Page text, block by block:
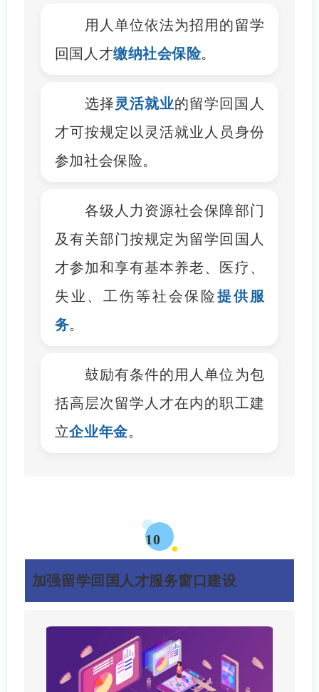
用人单位依法为招用的留学
回国人才缴纳社会保险。
选择灵活就业的留学回国人
才可按规定以灵活就业人员身份
参加社会保险。
各级人力资源社会保障部门
及有关部门按规定为留学回国人
才参加和享有基本养老、医疗、
失业、工伤等社会保险提供服
务。
鼓励有条件的用人单位为包
括高层次留学人才在内的职工建
立企业年金。
10
加强留学回国人才服务窗口建设